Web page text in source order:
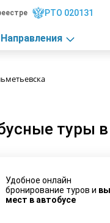
РТО 020131
Направления
туры
Удобное онлайн
бронирование туров и
мест в автобусе